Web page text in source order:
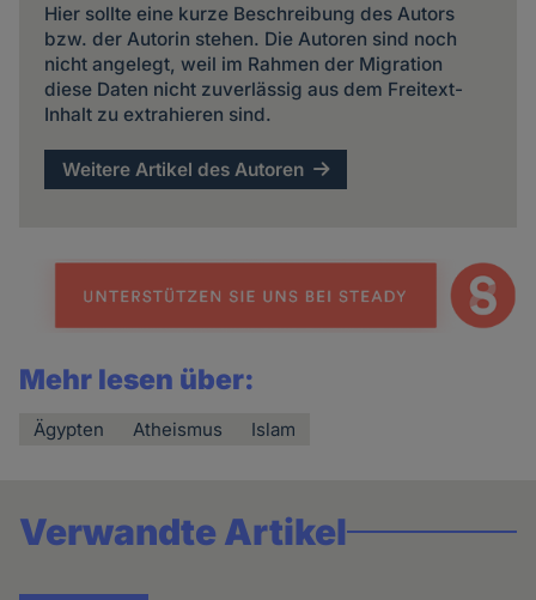
Hier sollte eine kurze Beschreibung des Autors
bzw. der Autorin stehen. Die Autoren sind noch
nicht angelegt, weil im Rahmen der Migration
diese Daten nicht zuverlässig aus dem Freitext-
Inhalt zu extrahieren sind.
Weitere Artikel des Autoren
Mehr lesen über:
Ägypten Atheismus Islam
Verwandte Artikel